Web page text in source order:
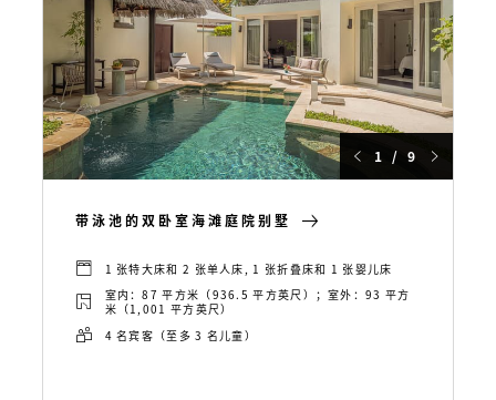
1 / 9
带泳池的双卧室海滩庭院别墅
1 张特大床和 2 张单人床, 1 张折叠床和 1 张婴儿床
室内：87 平方米（936.5 平方英尺）；室外：93 平方
米（1,001 平方英尺）
4 名宾客（至多 3 名儿童）